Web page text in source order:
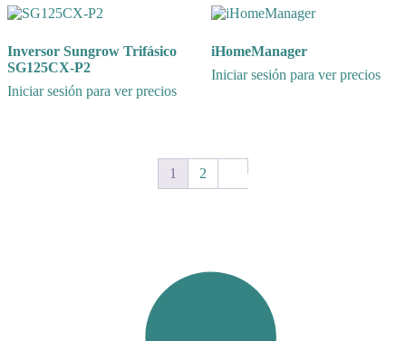
Inversor Sungrow Trifásico
SG125CX-P2
Iniciar sesión para ver precios
iHomeManager
Iniciar sesión para ver precios
1 2